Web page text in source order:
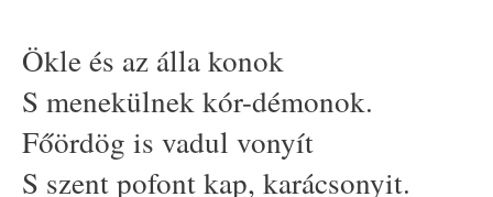
Ökle és az álla konok
S menekülnek kór-démonok.
Főördög is vadul vonyít
S szent pofont kap, karácsonyit.